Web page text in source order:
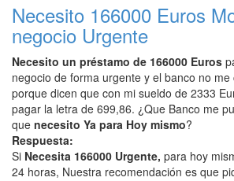
Necesito 166000 Euros
negocio Urgente
Necesito un préstamo de 166000 Euros
negocio de forma urgente y el banco no
porque dicen que con mi sueldo de 2333
pagar la letra de 699,86. ¿Que Banco me
que necesito Ya para Hoy mismo?
Respuesta:
Si Necesita 166000 Urgente, para hoy
24 horas, Nuestra recomendación es que